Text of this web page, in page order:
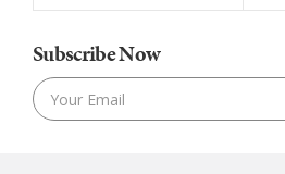
Subscribe Now